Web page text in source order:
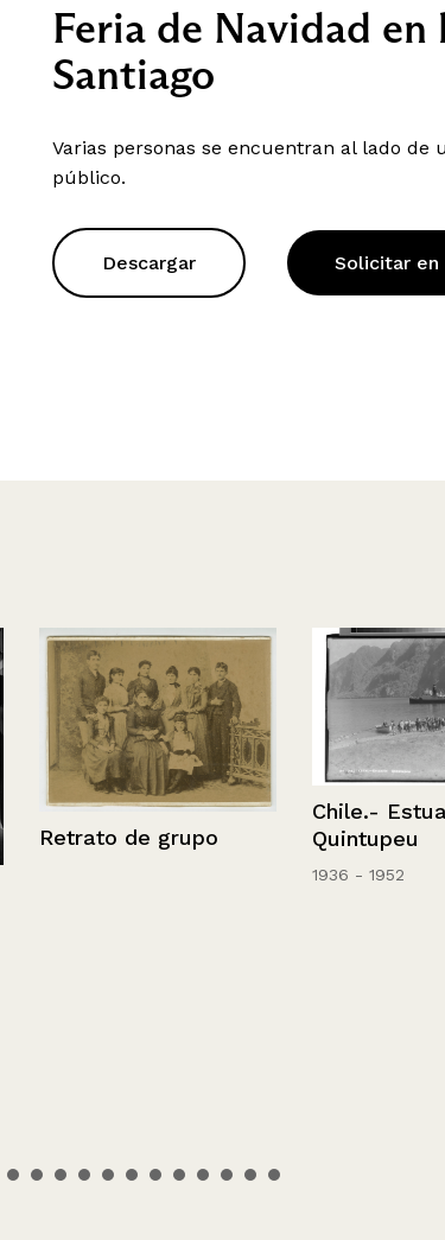
Feria de Navidad en
Santiago
Varias personas se encuentran al lado de
público.
Descargar Solicitar en
Retrato de grupo
Chile.- Estuario
Quintupeu
1936 - 1952